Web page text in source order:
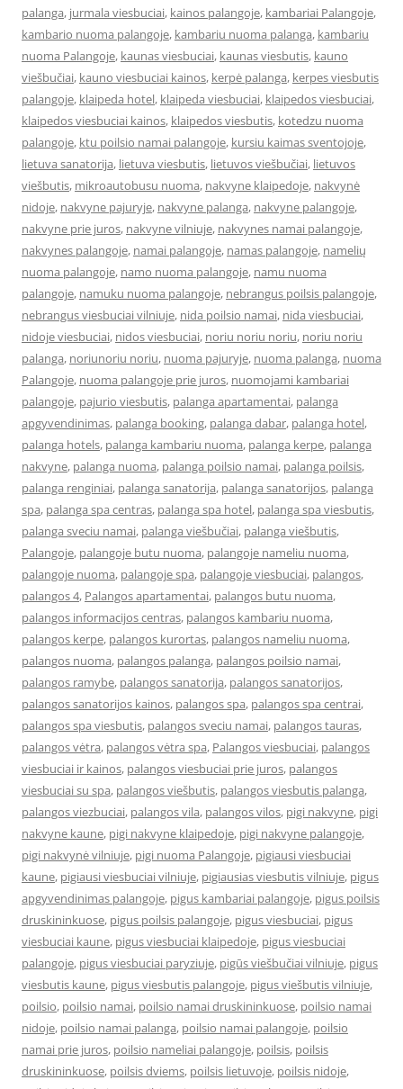
palanga, jurmala viesbuciai, kainos palangoje, kambariai Palangoje,
kambario nuoma palangoje, kambariu nuoma palanga, kambariu
nuoma Palangoje, kaunas viesbuciai, kaunas viesbutis, kauno
viešbučiai, kauno viesbuciai kainos, kerpė palanga, kerpes viesbutis
palangoje, klaipeda hotel, klaipeda viesbuciai, klaipedos viesbuciai,
klaipedos viesbuciai kainos, klaipedos viesbutis, kotedzu nuoma
palangoje, ktu poilsio namai palangoje, kursiu kaimas sventojoje,
lietuva sanatorija, lietuva viesbutis, lietuvos viešbučiai, lietuvos
viešbutis, mikroautobusu nuoma, nakvyne klaipedoje, nakvynė
nidoje, nakvyne pajuryje, nakvyne palanga, nakvyne palangoje,
nakvyne prie juros, nakvyne vilniuje, nakvynes namai palangoje,
nakvynes palangoje, namai palangoje, namas palangoje, namelių
nuoma palangoje, namo nuoma palangoje, namu nuoma
palangoje, namuku nuoma palangoje, nebrangus poilsis palangoje,
nebrangus viesbuciai vilniuje, nida poilsio namai, nida viesbuciai,
nidoje viesbuciai, nidos viesbuciai, noriu noriu noriu, noriu noriu
palanga, noriunoriu noriu, nuoma pajuryje, nuoma palanga, nuoma
Palangoje, nuoma palangoje prie juros, nuomojami kambariai
palangoje, pajurio viesbutis, palanga apartamentai, palanga
apgyvendinimas, palanga booking, palanga dabar, palanga hotel,
palanga hotels, palanga kambariu nuoma, palanga kerpe, palanga
nakvyne, palanga nuoma, palanga poilsio namai, palanga poilsis,
palanga renginiai, palanga sanatorija, palanga sanatorijos, palanga
spa, palanga spa centras, palanga spa hotel, palanga spa viesbutis,
palanga sveciu namai, palanga viešbučiai, palanga viešbutis,
Palangoje, palangoje butu nuoma, palangoje nameliu nuoma,
palangoje nuoma, palangoje spa, palangoje viesbuciai, palangos,
palangos 4, Palangos apartamentai, palangos butu nuoma,
palangos informacijos centras, palangos kambariu nuoma,
palangos kerpe, palangos kurortas, palangos nameliu nuoma,
palangos nuoma, palangos palanga, palangos poilsio namai,
palangos ramybe, palangos sanatorija, palangos sanatorijos,
palangos sanatorijos kainos, palangos spa, palangos spa centrai,
palangos spa viesbutis, palangos sveciu namai, palangos tauras,
palangos vėtra, palangos vėtra spa, Palangos viesbuciai, palangos
viesbuciai ir kainos, palangos viesbuciai prie juros, palangos
viesbuciai su spa, palangos viešbutis, palangos viesbutis palanga,
palangos viezbuciai, palangos vila, palangos vilos, pigi nakvyne, pigi
nakvyne kaune, pigi nakvyne klaipedoje, pigi nakvyne palangoje,
pigi nakvynė vilniuje, pigi nuoma Palangoje, pigiausi viesbuciai
kaune, pigiausi viesbuciai vilniuje, pigiausias viesbutis vilniuje, pigus
apgyvendinimas palangoje, pigus kambariai palangoje, pigus poilsis
druskininkuose, pigus poilsis palangoje, pigus viesbuciai, pigus
viesbuciai kaune, pigus viesbuciai klaipedoje, pigus viesbuciai
palangoje, pigus viesbuciai paryziuje, pigūs viešbučiai vilniuje, pigus
viesbutis kaune, pigus viesbutis palangoje, pigus viešbutis vilniuje,
poilsio, poilsio namai, poilsio namai druskininkuose, poilsio namai
nidoje, poilsio namai palanga, poilsio namai palangoje, poilsio
namai prie juros, poilsio nameliai palangoje, poilsis, poilsis
druskininkuose, poilsis dviems, poilsis lietuvoje, poilsis nidoje,